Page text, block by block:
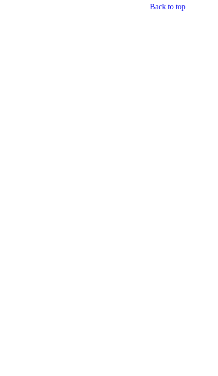
Back to top